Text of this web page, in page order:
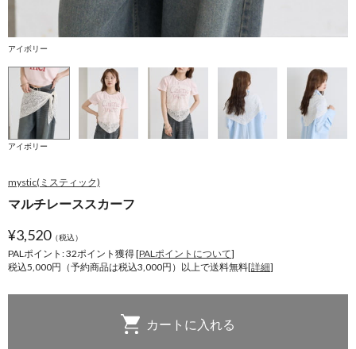
アイボリー
アイボリー
mystic(ミスティック)
マルチレーススカーフ
¥3,520（税込）
PALポイント: 32ポイント獲得 [PALポイントについて]
税込5,000円（予約商品は税込3,000円）以上で送料無料[詳細]